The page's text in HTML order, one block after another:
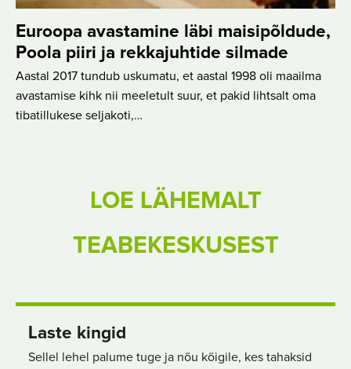
Euroopa avastamine läbi maisipõldude,
Poola piiri ja rekkajuhtide silmade
Aastal 2017 tundub uskumatu, et aastal 1998 oli maailma
avastamise kihk nii meeletult suur, et pakid lihtsalt oma
tibatillukese seljakoti,…
LOE LÄHEMALT
TEABEKESKUSEST
Laste kingid
Sellel lehel palume tuge ja nõu kõigile, kes tahaksid